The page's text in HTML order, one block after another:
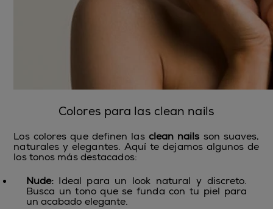
Colores para las clean nails
Los colores que definen las clean nails son suaves,
naturales y elegantes. Aquí te dejamos algunos de
los tonos más destacados:
Nude: Ideal para un look natural y discreto.
Busca un tono que se funda con tu piel para
un acabado elegante.